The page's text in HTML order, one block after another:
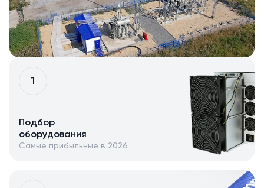
1
Подбор
оборудования
Самые прибыльные в 2026